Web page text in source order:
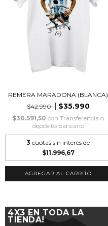
REMERA MARADONA (BLANCA)
$42.990
$35.990
$30.591,50 con Transferencia o
depósito bancario
3 cuotas sin interés de
$11.996,67
AGREGAR AL CARRITO
4X3 EN TODA LA
TIENDA!